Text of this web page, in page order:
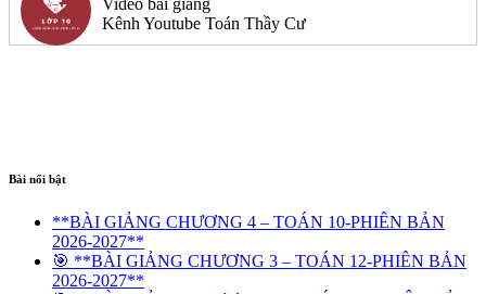
Kênh Youtube Toán Thầy Cư
Bài nổi bật
**BÀI GIẢNG CHƯƠNG 4 – TOÁN 10-PHIÊN BẢN
2026-2027**
🎯 **BÀI GIẢNG CHƯƠNG 3 – TOÁN 12-PHIÊN BẢN
2026-2027**